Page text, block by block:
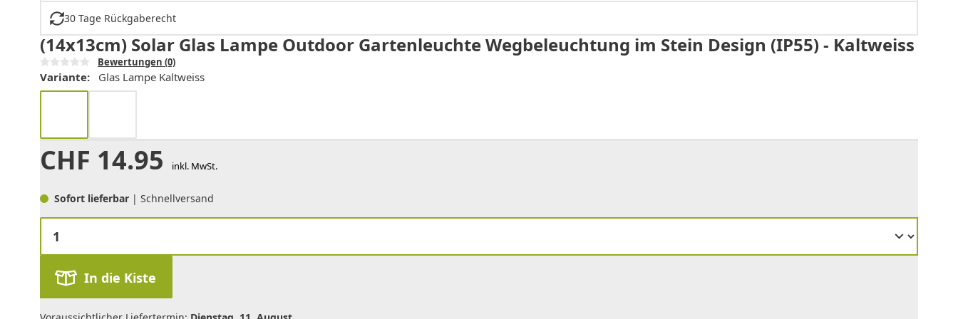
30 Tage Rückgaberecht
(14x13cm) Solar Glas Lampe Outdoor Gartenleuchte Wegbeleuchtung im Stein Design (IP55) - Kaltweiss
Bewertungen (0)
Variante: Glas Lampe Kaltweiss
CHF 14.95 inkl. MwSt.
Sofort lieferbar | Schnellversand
In die Kiste